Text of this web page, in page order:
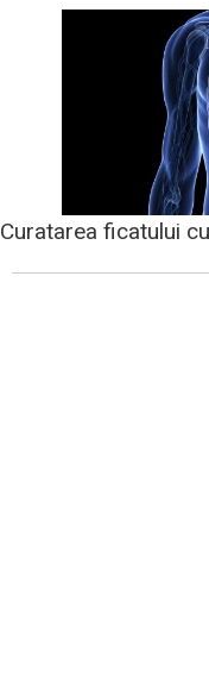
Curatarea ficatului